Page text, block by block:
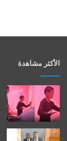
الأكثر مشاهدة